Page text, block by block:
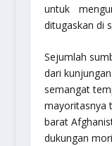
untuk
ditugaskan di
Sejumlah
dari
semangat
mayoritasnya
barat
dukungan